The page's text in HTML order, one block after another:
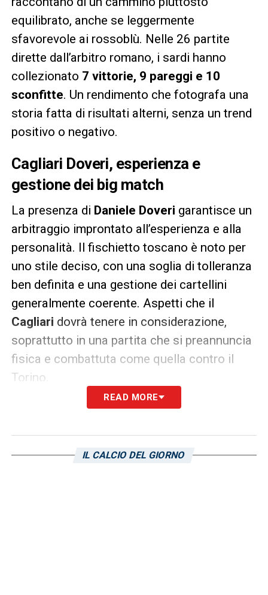
equilibrato, anche se leggermente
sfavorevole ai rossoblù. Nelle 26 partite
dirette dall’arbitro romano, i sardi hanno
collezionato 7 vittorie, 9 pareggi e 10
sconfitte. Un rendimento che fotografa una
storia fatta di risultati alterni, senza un trend
positivo o negativo.
Cagliari Doveri, esperienza e
gestione dei big match
La presenza di Daniele Doveri garantisce un
arbitraggio improntato all’esperienza e alla
personalità. Il fischietto toscano è noto per
uno stile deciso, con una soglia di tolleranza
ben definita e una gestione dei cartellini
generalmente coerente. Aspetti che il
Cagliari dovrà tenere in considerazione,
soprattutto in una partita che si preannuncia
fisica e combattuta come quella contro il
Torino.
Per i rossoblù, sarà fondamentale mantenere
infatti, alcune delle sconfitte arrivate sotto la
READ MORE
IL CALCIO DEL GIORNO